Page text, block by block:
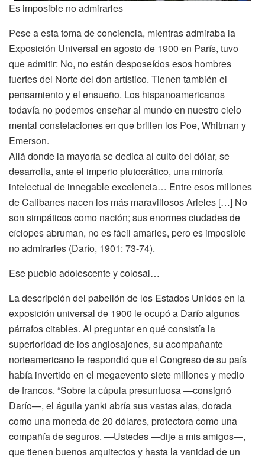
Es imposible no admirarles
Pese a esta toma de conciencia, mientras admiraba la
Exposición Universal en agosto de 1900 en París, tuvo
que admitir: No, no están desposeídos esos hombres
fuertes del Norte del don artístico. Tienen también el
pensamiento y el ensueño. Los hispanoamericanos
todavía no podemos enseñar al mundo en nuestro cielo
mental constelaciones en que brillen los Poe, Whitman y
Emerson.
Allá donde la mayoría se dedica al culto del dólar, se
desarrolla, ante el imperio plutocrático, una minoría
intelectual de innegable excelencia… Entre esos millones
de Calibanes nacen los más maravillosos Arieles […] No
son simpáticos como nación; sus enormes ciudades de
cíclopes abruman, no es fácil amarles, pero es imposible
no admirarles (Darío, 1901: 73-74).
Ese pueblo adolescente y colosal…
La descripción del pabellón de los Estados Unidos en la
exposición universal de 1900 le ocupó a Darío algunos
párrafos citables. Al preguntar en qué consistía la
superioridad de los anglosajones, su acompañante
norteamericano le respondió que el Congreso de su país
había invertido en el megaevento siete millones y medio
de francos. “Sobre la cúpula presuntuosa —consignó
Darío—, el águila yanki abría sus vastas alas, dorada
como una moneda de 20 dólares, protectora como una
compañía de seguros. —Ustedes —dije a mis amigos—,
que tienen buenos arquitectos y hasta la vanidad de un